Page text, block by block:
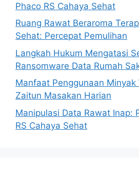
Phaco RS Cahaya Sehat
Ruang Rawat Beraroma
Sehat: Percepat Pemulihan
Langkah Hukum Mengatasi
Ransomware Data Rumah
Manfaat Penggunaan Minyak
Zaitun Masakan Harian
Manipulasi Data Rawat Inap:
RS Cahaya Sehat